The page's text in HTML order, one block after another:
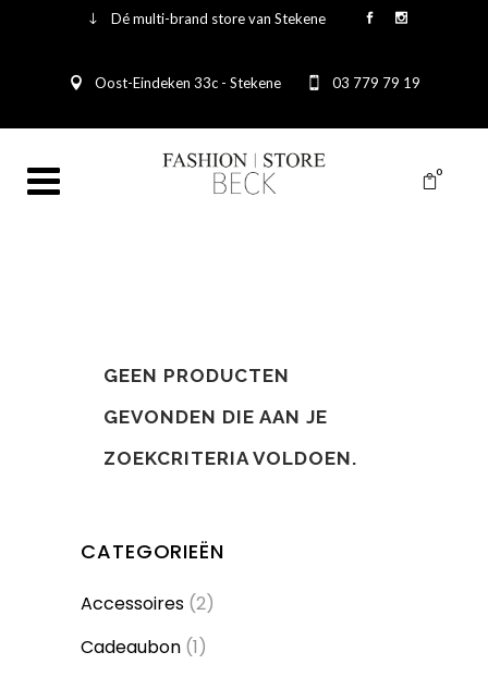
Dé multi-brand store van Stekene
Oost-Eindeken 33c - Stekene 03 779 79 19
0
CATEGORIEËN
Accessoires (2)
Cadeaubon (1)
GEEN PRODUCTEN
GEVONDEN DIE AAN JE
ZOEKCRITERIA VOLDOEN.